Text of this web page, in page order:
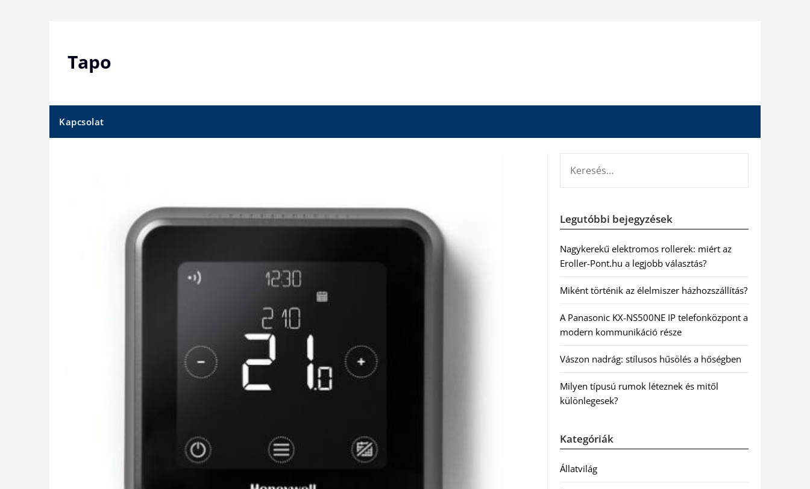
Tapo
Kapcsolat
Legutóbbi bejegyzések
Nagykerekű elektromos rollerek: miért az
Eroller-Pont.hu a legjobb választás?
Miként történik az élelmiszer házhozszállítás?
A Panasonic KX-NS500NE IP telefonközpont a
modern kommunikáció része
Vászon nadrág: stílusos hűsölés a hőségben
Milyen típusú rumok léteznek és mitől
különlegesek?
Kategóriák
Állatvilág